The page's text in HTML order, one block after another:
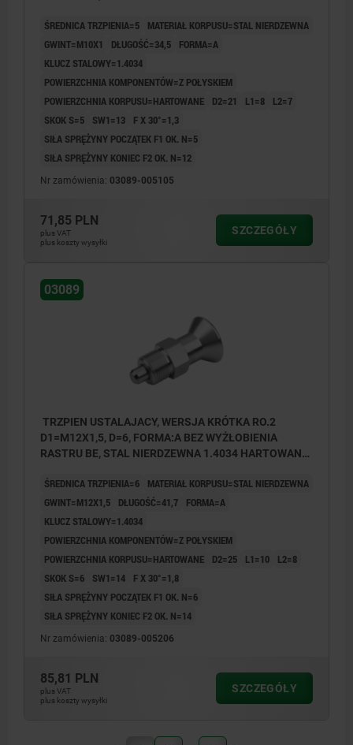
ŚREDNICA TRZPIENIA=5
MATERIAŁ KORPUSU=STAL NIERDZEWNA
GWINT=M10X1
DŁUGOŚĆ=34,5
FORMA=A
KLUCZ STALOWY=1.4034
POWIERZCHNIA KOMPONENTÓW=Z POŁYSKIEM
POWIERZCHNIA KORPUSU=HARTOWANE
D2=21 L1=8
L2=7
SKOK S=5
SW1=13
F X 30°=1,3
SIŁA SPRĘŻYNY POCZĄTEK F1 OK. N=5
SIŁA SPRĘŻYNY KONIEC F2 OK. N=12
Nr zamówienia: 03089-005105
71,85 PLN
plus VAT
plus koszty wysyłki
SZCZEGÓŁY
03089
TRZPIEN USTALAJACY, WERSJA KRÓTKA RO.2
D1=M12X1,5, D=6, FORMA:A BEZ WYŻŁOBIENIA
RASTRU BE, STAL NIERDZEWNA 1.4034 HARTOWANE,
ŚREDNICA TRZPIENIA=6
MATERIAŁ KORPUSU=STAL NIERDZEWNA
GWINT=M12X1,5
DŁUGOŚĆ=41,7
FORMA=A
KLUCZ STALOWY=1.4034
POWIERZCHNIA KOMPONENTÓW=Z POŁYSKIEM
POWIERZCHNIA KORPUSU=HARTOWANE
D2=25 L1=10
L2=8
SKOK S=6
SW1=14
F X 30°=1,8
SIŁA SPRĘŻYNY POCZĄTEK F1 OK. N=6
SIŁA SPRĘŻYNY KONIEC F2 OK. N=14
Nr zamówienia: 03089-005206
85,81 PLN
plus VAT
plus koszty wysyłki
SZCZEGÓŁY